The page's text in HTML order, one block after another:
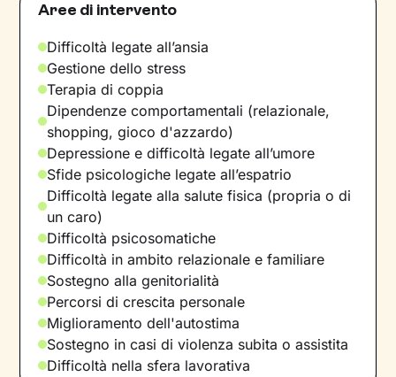
Aree di intervento
Difficoltà legate all’ansia
Gestione dello stress
Terapia di coppia
Dipendenze comportamentali (relazionale,
shopping, gioco d'azzardo)
Depressione e difficoltà legate all’umore
Sfide psicologiche legate all’espatrio
Difficoltà legate alla salute fisica (propria o di
un caro)
Difficoltà psicosomatiche
Difficoltà in ambito relazionale e familiare
Sostegno alla genitorialità
Percorsi di crescita personale
Miglioramento dell'autostima
Sostegno in casi di violenza subita o assistita
Difficoltà nella sfera lavorativa